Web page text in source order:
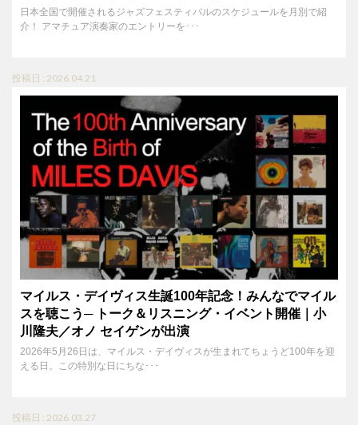
日本全国で開催されるジャズフェスティバルのスケジュールを月別で紹
介！ アマチュア演奏家のエントリーを･･･
投稿日 : 2026.04.21
マイルス・デイヴィス生誕100年記念！みんなでマイル
スを聴こう─ トーク＆リスニング・イベント開催｜小
川隆夫／オノ セイゲンが出演
2026年5月26日は、マイルス・デイヴィスが生まれてちょうど100年を迎
える日。この特別な日にちな･･･
投稿日 : 2026.03.27